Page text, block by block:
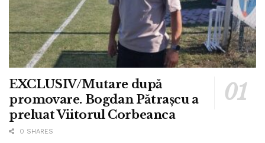
EXCLUSIV/Mutare după
promovare. Bogdan Pătrașcu a
preluat Viitorul Corbeanca
0 SHARES